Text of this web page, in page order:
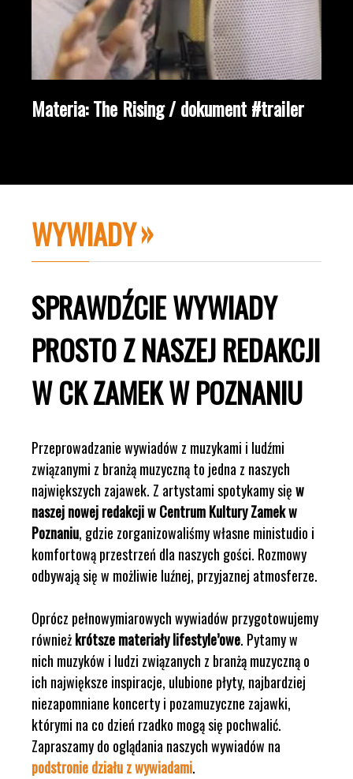
Materia: The Rising / dokument #trailer
WYWIADY
SPRAWDŹCIE WYWIADY
PROSTO Z NASZEJ REDAKCJI
W CK ZAMEK W POZNANIU
Przeprowadzanie wywiadów z muzykami i ludźmi
związanymi z branżą muzyczną to jedna z naszych
największych zajawek. Z artystami spotykamy sięw
naszej nowej redakcji w Centrum Kultury Zamek w
Poznaniu, gdzie zorganizowaliśmy własne ministudio i
komfortową przestrzeń dla naszych gości. Rozmowy
odbywają się w możliwie luźnej, przyjaznej atmosferze.
Oprócz pełnowymiarowych wywiadów przygotowujemy
równieżkrótsze materiały lifestyle’owe. Pytamy w
nich muzyków i ludzi związanych z branżą muzyczną o
ich największe inspiracje, ulubione płyty, najbardziej
niezapomniane koncerty i pozamuzyczne zajawki,
którymi na co dzień rzadko mogą się pochwalić.
Zapraszamy do oglądania naszych wywiadów na
podstronie działu z wywiadami.